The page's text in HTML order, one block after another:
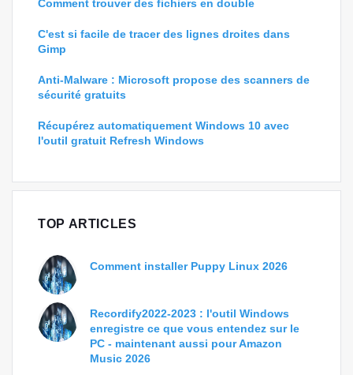
Comment trouver des fichiers en double
C'est si facile de tracer des lignes droites dans
Gimp
Anti-Malware : Microsoft propose des scanners de
sécurité gratuits
Récupérez automatiquement Windows 10 avec
l'outil gratuit Refresh Windows
TOP ARTICLES
Comment installer Puppy Linux 2026
Recordify2022-2023 : l'outil Windows
enregistre ce que vous entendez sur le
PC - maintenant aussi pour Amazon
Music 2026